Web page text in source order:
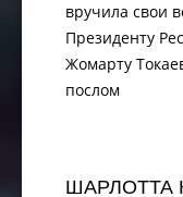
вручила свои
Президенту
Жомарту
послом
ШАРЛОТТА